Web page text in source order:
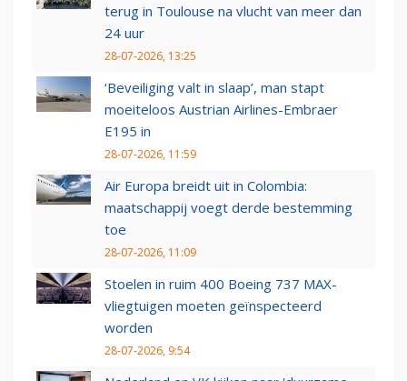
terug in Toulouse na vlucht van meer dan
24 uur
28-07-2026, 13:25
‘Beveiliging valt in slaap’, man stapt
moeiteloos Austrian Airlines-Embraer
E195 in
28-07-2026, 11:59
Air Europa breidt uit in Colombia:
maatschappij voegt derde bestemming
toe
28-07-2026, 11:09
Stoelen in ruim 400 Boeing 737 MAX-
vliegtuigen moeten geïnspecteerd
worden
28-07-2026, 9:54